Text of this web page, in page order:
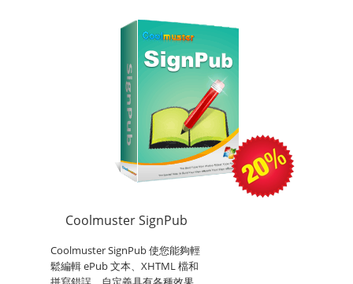
Coolmuster SignPub
Coolmuster SignPub 使您能夠輕
鬆編輯 ePub 文本、XHTML 檔和